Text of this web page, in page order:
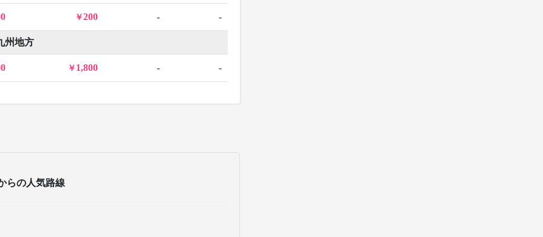
200 - -
州地方
1,800 - -
らの人気路線